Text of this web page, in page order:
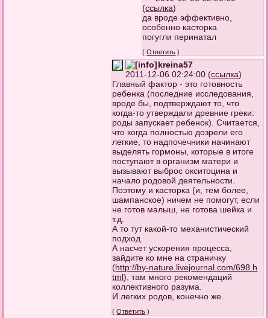
(ссылка)
да вроде эффективно,
особенно касторка
погугли перинатал
(Ответить )
kreina57
2011-12-06 02:24:00 (ссылка)
Главный фактор - это готовность
ребенка (последние исследования,
вроде бы, подтверждают то, что
когда-то утверждали древние греки:
роды запускает ребенок). Считается,
что когда полностью дозрели его
легкие, то надпочечники начинают
выделять гормоны, которые в итоге
поступают в организм матери и
вызывают выброс окситоцина и
начало родовой деятельности.
Поэтому и касторка (и, тем более,
шампанское) ничем не помогут, если
не готов малыш, не готова шейка и
т.д.
А то тут какой-то механистический
подход.
А насчет ускорения процесса,
зайдите ко мне на страничку
(http://by-nature.livejournal.com/698.h
tml), там много рекомендаций
коллективного разума.
И легких родов, конечно же.
(Ответить )